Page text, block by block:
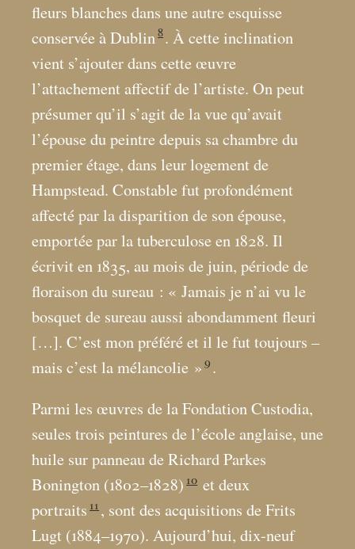
fleurs blanches dans une autre esquisse
conservée à Dublin8. À cette inclination
vient s’ajouter dans cette œuvre
l’attachement affectif de l’artiste. On peut
présumer qu’il s’agit de la vue qu’avait
l’épouse du peintre depuis sa chambre du
premier étage, dans leur logement de
Hampstead. Constable fut profondément
affecté par la disparition de son épouse,
emportée par la tuberculose en 1828. Il
écrivit en 1835, au mois de juin, période de
floraison du sureau : « Jamais je n’ai vu le
bosquet de sureau aussi abondamment fleuri
[…]. C’est mon préféré et il le fut toujours –
mais c’est la mélancolie » 9 .
Parmi les œuvres de la Fondation Custodia,
seules trois peintures de l’école anglaise, une
huile sur panneau de Richard Parkes
Bonington (1802–1828) 10 et deux
portraits 11 , sont des acquisitions de Frits
Lugt (1884–1970). Aujourd’hui, dix-neuf